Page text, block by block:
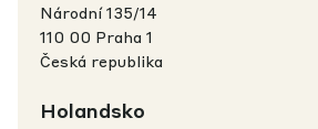
Národní 135/14
110 00 Praha 1
Česká republika
Holandsko